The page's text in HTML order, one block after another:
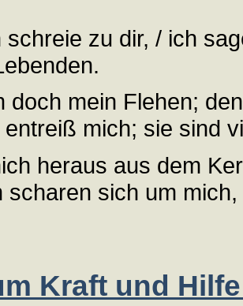
schreie zu dir, / ich
doch mein Flehen;
entreiß mich; sie sind
heraus aus dem
scharen sich um
Kraft und